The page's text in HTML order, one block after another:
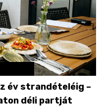
év strandételéig –
déli partját